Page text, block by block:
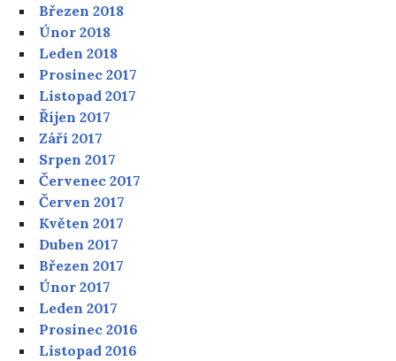
Březen 2018
Únor 2018
Leden 2018
Prosinec 2017
Listopad 2017
Říjen 2017
Září 2017
Srpen 2017
Červenec 2017
Červen 2017
Květen 2017
Duben 2017
Březen 2017
Únor 2017
Leden 2017
Prosinec 2016
Listopad 2016